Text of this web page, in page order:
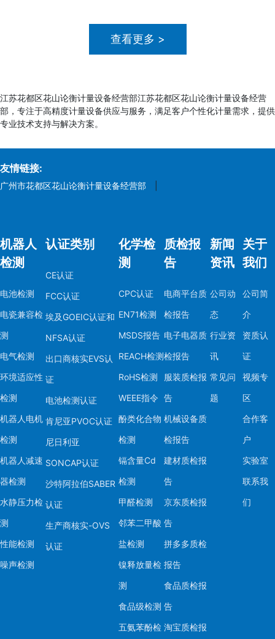
查看更多 >
江苏花都区花山论衡计量设备经营部江苏花都区花山论衡计量设备经营
部，专注于高精度计量设备供应与服务，满足客户个性化计量需求，提供
专业技术支持与解决方案。
友情链接:
广州市花都区花山论衡计量设备经营部
机器人
检测
电池检测
电瓷兼容检
测
电气检测
环境适应性
检测
机器人电机
检测
机器人减速
器检测
水静压力检
测
性能检测
噪声检测
认证类别
CE认证
FCC认证
埃及GOEIC认证和
NFSA认证
出口商核实EVS认
证
电池检测认证
肯尼亚PVOC认证
尼日利亚
SONCAP认证
沙特阿拉伯SABER
认证
生产商核实-OVS
认证
化学检
测
CPC认证
EN71检测
MSDS报告
REACH检测
RoHS检测
WEEE指令
酚类化合物
检测
镉含量Cd
检测
甲醛检测
邻苯二甲酸
盐检测
镍释放量检
测
食品级检测
五氨苯酚检
质检报
告
电商平台质
检报告
电子电器质
检报告
服装质检报
告
机械设备质
检报告
建材质检报
告
京东质检报
告
拼多多质检
报告
食品质检报
告
淘宝质检报
新闻
资讯
公司动
态
行业资
讯
常见问
题
关于
我们
公司简
介
资质认
证
视频专
区
合作客
户
实验室
联系我
们